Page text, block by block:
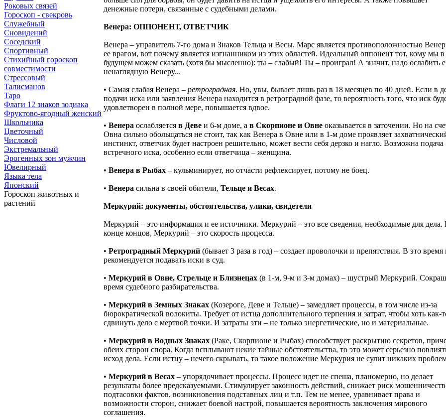
Роковых связей
Гороскоп - свекровь
Служебный
Сновидений
Соседский
Спортивный
Стихийный гороскоп
совместимости
Стрессовый
Талисманов
Таро
Флаги 12 знаков зодиака
Фруктово-ягодный женский
Школьника
Цветочный
Числовой
Экстремальный
Эрогенных зон мужчин
Ювелирный
Языка тела
Японский
Гороскоп животных и
растений
денежные потери, связанные с судебными делами.
Венера: ОППОНЕНТ, ОТВЕТЧИК
Венера – управитель 7-го дома и Знаков Тельца и Весы. Марс является противоположностью
ее врагом, вот почему является изгнанником из этих областей. Идеальный оппонент тот, кому мы в
будущем можем сказать (хотя бы мысленно): ты – слабый! Ты – проиграл! А значит, надо ослабить
ненаглядную Венеру...
• Самая слабая Венера – ретроградная. Но, увы, бывает лишь раз в 18 месяцев по 40 дней. Если в
подачи иска или заявления Венера находится в ретроградной фазе, то вероятность того, что иск
удовлетворен в полной мере, повышается вдвое.
• Венера ослабляется в Деве и 6-м доме, а в Скорпионе и Овне оказывается в заточении. Но на
Овна сильно обольщаться не стоит, так как Венера в Овне или в 1-м доме проявляет
инстинкт, ответчик будет настроен решительно, может вести себя дерзко и нагло. Возможна подача
встречного иска, особенно если ответчица – женщина.
• Венера в Рыбах – кульминирует, но отчасти рефлексирует, потому не боец.
• Венера сильна в своей обители, Тельце и Весах.
Меркурий: документы, обстоятельства, улики, свидетели
Меркурий – это информация и ее источники. Меркурий – это все сведения, необходимые для дела.
конце концов, Меркурий – это скорость процесса.
• Ретроградный Меркурий (бывает 3 раза в год) – создает проволочки и препятствия. В это время
рекомендуется подавать иски в суд.
• Меркурий в Овне, Стрельце и Близнецах (в 1-м, 9-м и 3-м домах) – шустрый Меркурий.
время судебного разбирательства.
• Меркурий в Земных Знаках (Козероге, Деве и Тельце) – замедляет процессы, в том числе из-за
бюрократической волокиты. Требует от истца дополнительного терпения и затрат, чтобы хоть как-
сдвинуть дело с мертвой точки. И затраты эти – не только энергетические, но и материальные.
• Меркурий в Водных Знаках (Раке, Скорпионе и Рыбах) способствует раскрытию секретов,
обеих сторон спора. Когда всплывают некие тайные обстоятельства, то это может серьезно
исход дела. Если истцу – нечего скрывать, то такое положение Меркурия не сулит никаких
• Меркурий в Весах – упорядочивает процессы. Процесс идет не спеша, планомерно, но делает
результаты более предсказуемыми. Стимулирует законность действий, снижает риск
подтасовки фактов, возникновения подставных лиц и т.п. Тем не менее, уравнивает права и
возможности сторон, снижает боевой настрой, повышается вероятность заключения мирового
соглашения.